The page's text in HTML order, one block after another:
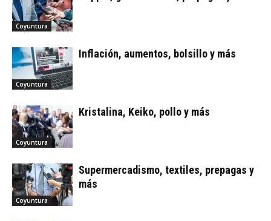
Coyuntura
Coyuntura
Inflación, aumentos, bolsillo y más
Coyuntura
Kristalina, Keiko, pollo y más
Coyuntura
Supermercadismo, textiles, prepagas y
más